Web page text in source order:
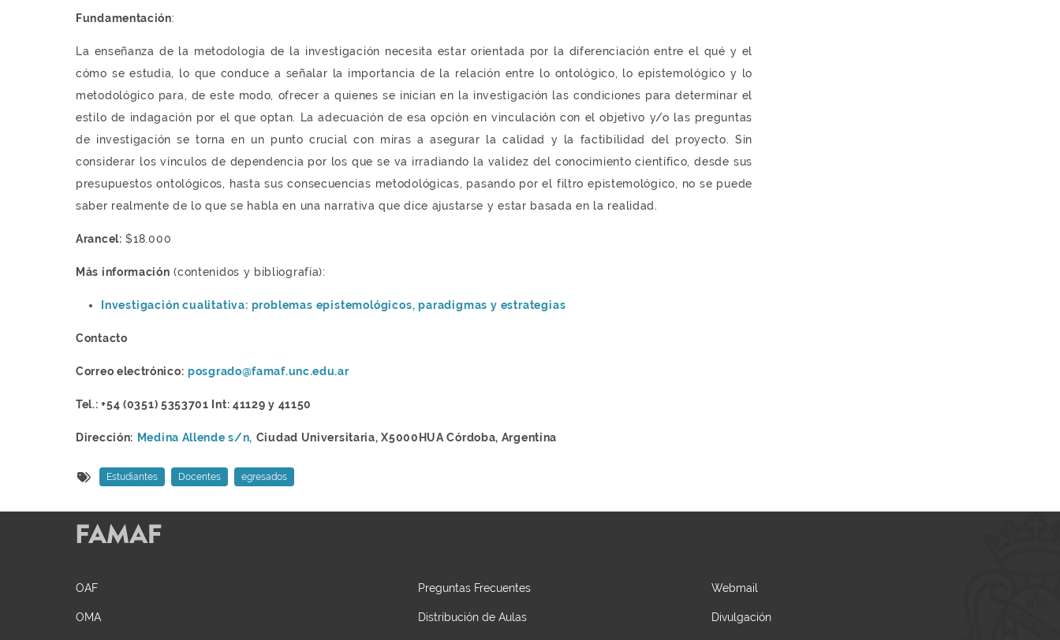
Fundamentación:
La enseñanza de la metodología de la investigación necesita estar orientada por la diferenciación entre el qué y el
cómo se estudia, lo que conduce a señalar la importancia de la relación entre lo ontológico, lo epistemológico y lo
metodológico para, de este modo, ofrecer a quienes se inician en la investigación las condiciones para determinar el
estilo de indagación por el que optan. La adecuación de esa opción en vinculación con el objetivo y/o las preguntas
de investigación se torna en un punto crucial con miras a asegurar la calidad y la factibilidad del proyecto. Sin
considerar los vínculos de dependencia por los que se va irradiando la validez del conocimiento científico, desde sus
presupuestos ontológicos, hasta sus consecuencias metodológicas, pasando por el filtro epistemológico, no se puede
saber realmente de lo que se habla en una narrativa que dice ajustarse y estar basada en la realidad.
Arancel: $18.000
Más información (contenidos y bibliografía):
Investigación cualitativa: problemas epistemológicos, paradigmas y estrategias
Contacto
Correo electrónico: posgrado@famaf.unc.edu.ar
Tel.: +54 (0351) 5353701 Int: 41129 y 41150
Dirección: Medina Allende s/n, Ciudad Universitaria, X5000HUA Córdoba, Argentina
Estudiantes Docentes egresados
OAF
OMA
Preguntas Frecuentes
Distribución de Aulas
Webmail
Divulgación